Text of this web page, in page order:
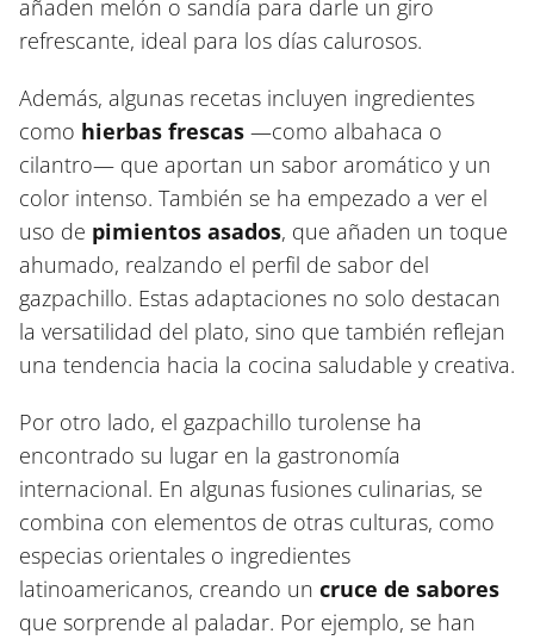
añaden melón o sandía para darle un giro
refrescante, ideal para los días calurosos.
Además, algunas recetas incluyen ingredientes
como hierbas frescas —como albahaca o
cilantro— que aportan un sabor aromático y un
color intenso. También se ha empezado a ver el
uso de pimientos asados, que añaden un toque
ahumado, realzando el perfil de sabor del
gazpachillo. Estas adaptaciones no solo destacan
la versatilidad del plato, sino que también reflejan
una tendencia hacia la cocina saludable y creativa.
Por otro lado, el gazpachillo turolense ha
encontrado su lugar en la gastronomía
internacional. En algunas fusiones culinarias, se
combina con elementos de otras culturas, como
especias orientales o ingredientes
latinoamericanos, creando un cruce de sabores
que sorprende al paladar. Por ejemplo, se han